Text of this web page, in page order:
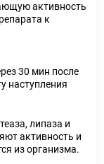
активность
к
30 мин после
наступления
липаза и
активность и
из организма.